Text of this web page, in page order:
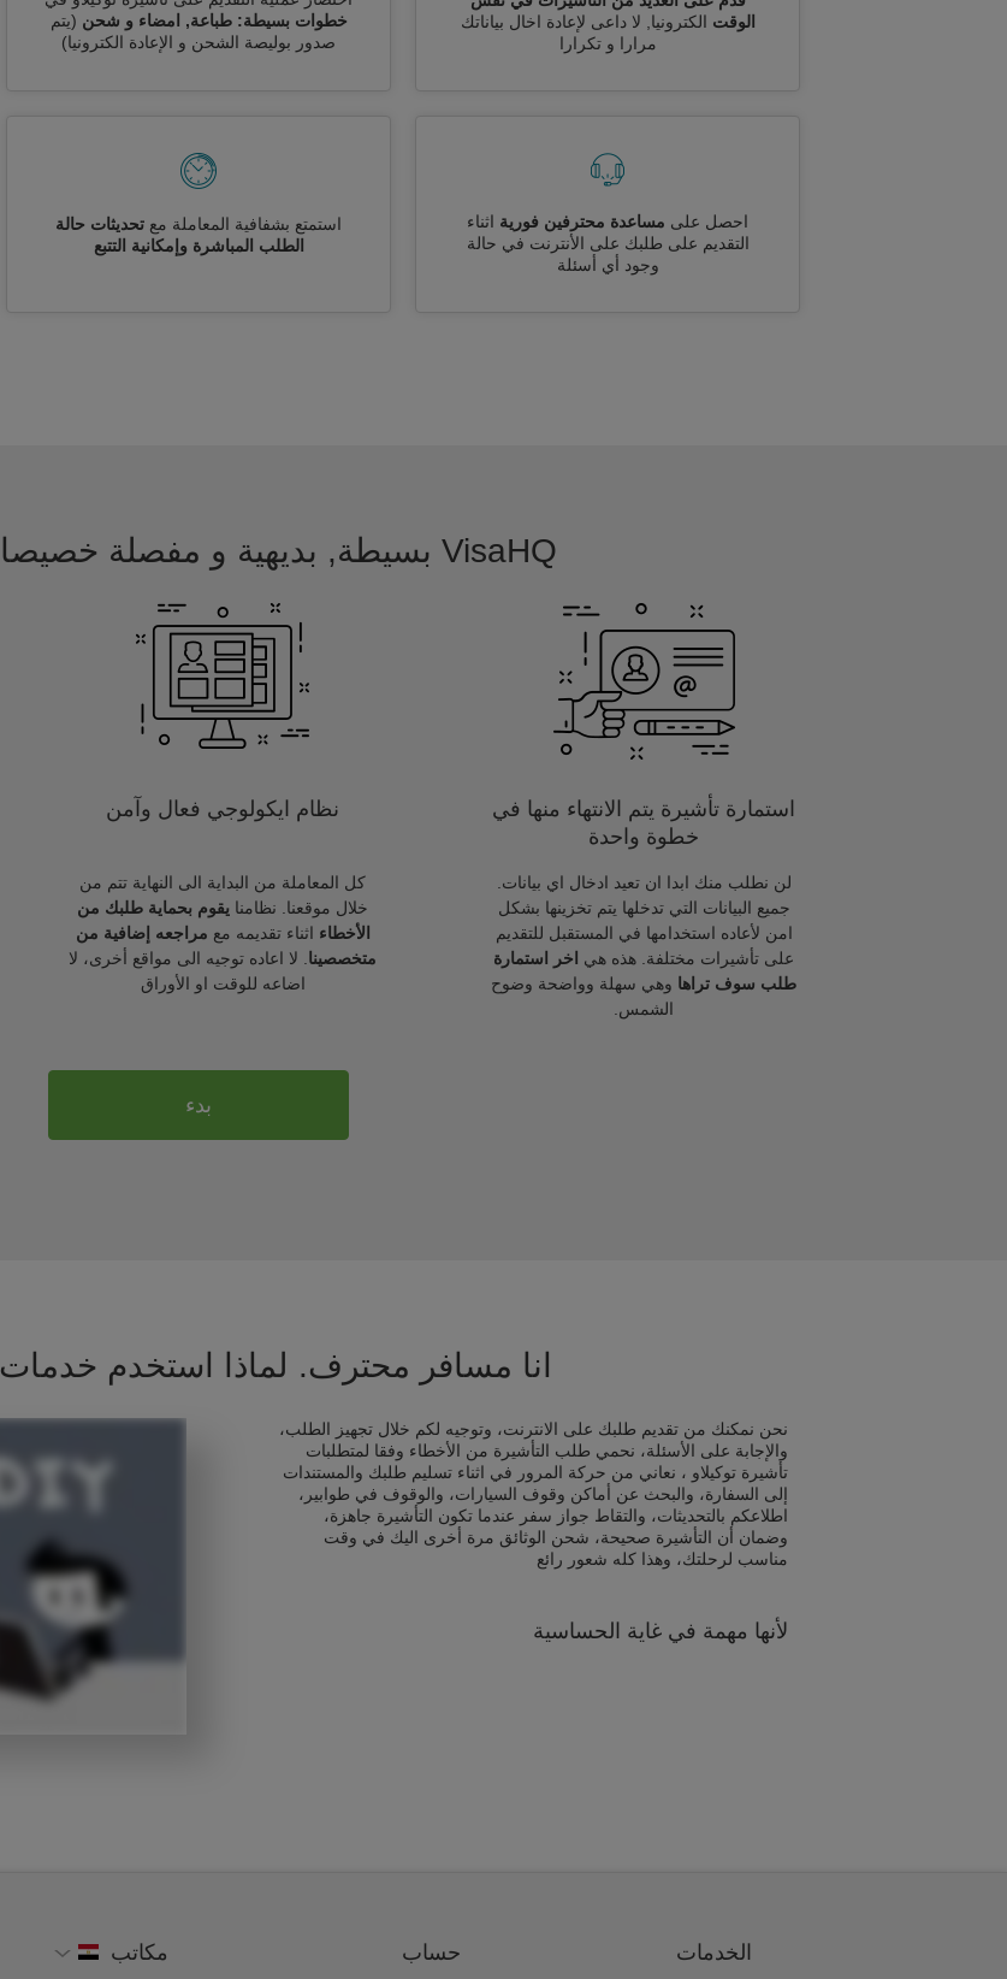
الوقت الكترونيا, لا داعى لإعادة اخال بياناتك
مرارا و تكرارا
خطوات بسيطة: طباعة, امضاء و شحن (يتم
صدور بوليصة الشحن و الإعادة الكترونيا)
احصل على مساعدة محترفين فورية اثناء
التقديم على طلبك على الأنترنت في حالة
وجود أي أسئلة
استمتع بشفافية المعاملة مع تحديثات حالة
الطلب المباشرة وإمكانية التتبع
VisaHQ بسيطة, بديهية و مفصلة خصيصا للمسافرين
استمارة تأشيرة يتم الانتهاء منها في
خطوة واحدة
لن نطلب منك ابدا ان تعيد ادخال اي بيانات.
جميع البيانات التي تدخلها يتم تخزينها بشكل
امن لأعاده استخدامها في المستقبل للتقديم
على تأشيرات مختلفة. هذه هي
اخر استمارة
طلب سوف تراها وهي سهلة وواضحة وضوح
الشمس.
نظام ايكولوجي فعال وآمن
كل المعاملة من البداية الى النهاية تتم من
خلال موقعنا. نظامنا يقوم بحماية طلبك من
الأخطاء اثناء تقديمه مع مراجعه إضافية من
متخصصينا . لا اعاده توجيه الى مواقع أخرى، لا
اضاعه للوقت او الأوراق
بدء
انا مسافر محترف. لماذا استخدم خدمات VisaHQ ؟
نحن نمكنك من تقديم طلبك على الانترنت، وتوجيه لكم خلال تجهيز الطلب،
والإجابة على الأسئلة، نحمي طلب التأشيرة من الأخطاء وفقا لمتطلبات
تأشيرة توكيلاو ، نعاني من حركة المرور في اثناء تسليم طلبك والمستندات
إلى السفارة، والبحث عن أماكن وقوف السيارات، والوقوف في طوابير،
اطلاعكم بالتحديثات، والتقاط جواز سفر عندما تكون التأشيرة جاهزة،
وضمان أن التأشيرة صحيحة، شحن الوثائق مرة أخرى اليك في وقت
مناسب لرحلتك، وهذا كله شعور رائع
لأنها مهمة في غاية الحساسية
الخدمات حساب مكاتب